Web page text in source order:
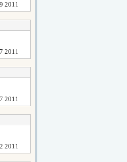
2011
2011
2011
2011